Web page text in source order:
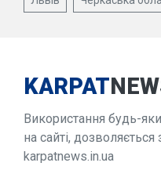
KARPAT
Використання будь-
на сайті,
karpatnews.in.ua